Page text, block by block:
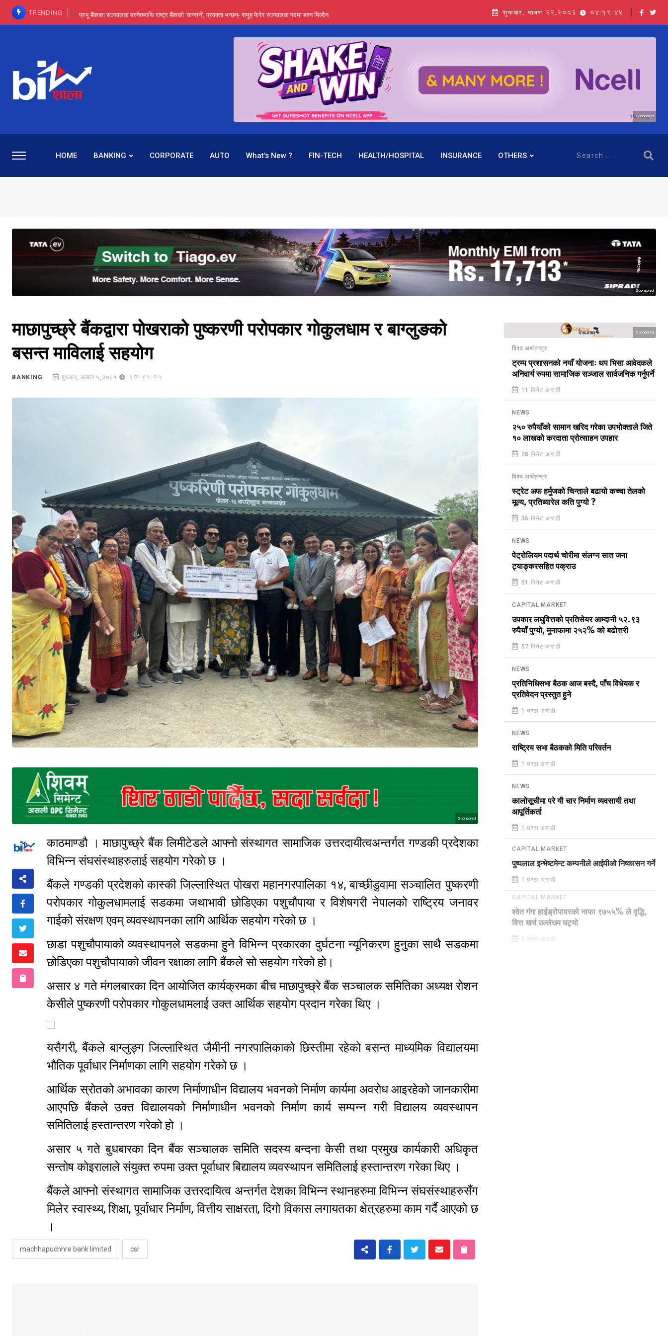
TRENDING प्रभू बैंकका सञ्चालक बस्नेतमाथि राष्ट्र बैंकको ‘कन्सर्न’, प्रवक्ता भन्छन्- समूह फेरेर सञ्चालक पदमा बस्न मिल्दैन
प्रभू बैंकमा सेञ्चुरीबाट आएका कर्मचारीमाथि हदैसम्मको विभेदः एउटै पदमा दुई थरि तलब, वर्षमै ९२ हजार घाटा !
कमाइमा गरिमाको दमदार छलाङ, सेयरधनीलाई २० प्रतिशत लाभांश दिने क्षमता
प्रभु बैंकमा रमिता : सर्वसाधारणबाट छिरेका बस्नेत संस्थापक बनेर निरन्तर, राष्ट्र बैंक किन मौन ?
शुक्रबार, श्रावण २२,२०८३ 04:19:47
Sponsored
HOME BANKING CORPORATE AUTO What's New ? FIN-TECH HEALTH/HOSPITAL INSURANCE OTHERS
Sponsored
माछापुच्छ्रे बैंकद्वारा पोखराको पुष्करणी परोपकार गोकुलधाम र बाग्लुङको
बसन्त माविलाई सहयोग
BANKING बुधबार, असार ५,२०८१ 20:42:02
Sponsored
काठमाण्डौ । माछापुच्छ्रे बैंक लिमीटेडले आफ्नो संस्थागत सामाजिक उत्तरदायीत्वअन्तर्गत गण्डकी प्रदेशका
विभिन्न संघसंस्थाहरुलाई सहयोग गरेको छ ।
बैंकले गण्डकी प्रदेशको कास्की जिल्लास्थित पोखरा महानगरपालिका १४, बाच्छीडुवामा सञ्चालित पुष्करणी
परोपकार गोकुलधामलाई सडकमा जथाभावी छोडिएका पशुचौपाया र विशेषगरी नेपालको राष्ट्रिय जनावर
गाईको संरक्षण एवम् व्यवस्थापनका लागि आर्थिक सहयोग गरेको छ ।
छाडा पशुचौपायाको व्यवस्थापनले सडकमा हुने विभिन्न प्रकारका दुर्घटना न्यूनिकरण हुनुका साथै सडकमा
छोडिएका पशुचौपायाको जीवन रक्षाका लागि बैंकले सो सहयोग गरेको हो।
असार ४ गते मंगलबारका दिन आयोजित कार्यक्रमका बीच माछापुच्छ्रे बैंक सञ्चालक समितिका अध्यक्ष रोशन
केसीले पुष्करणी परोपकार गोकुलधामलाई उक्त आर्थिक सहयोग प्रदान गरेका थिए ।
यसैगरी, बैंकले बाग्लुङ्ग जिल्लास्थित जैमीनी नगरपालिकाको छिस्तीमा रहेको बसन्त माध्यमिक विद्यालयमा
भौतिक पूर्वाधार निर्माणका लागि सहयोग गरेको छ ।
आर्थिक स्रोतको अभावका कारण निर्माणाधीन विद्यालय भवनको निर्माण कार्यमा अवरोध आइरहेको जानकारीमा
आएपछि बैंकले उक्त विद्यालयको निर्माणाधीन भवनको निर्माण कार्य सम्पन्न गरी विद्यालय व्यवस्थापन
समितिलाई हस्तान्तरण गरेको हो ।
असार ५ गते बुधबारका दिन बैंक सञ्चालक समिति सदस्य बन्दना केसी तथा प्रमुख कार्यकारी अधिकृत
सन्तोष कोइरालाले संयुक्त रुपमा उक्त पूर्वाधार बिद्यालय व्यवस्थापन समितिलाई हस्तान्तरण गरेका थिए ।
बैंकले आफ्नो संस्थागत सामाजिक उत्तरदायित्व अन्तर्गत देशका विभिन्न स्थानहरुमा विभिन्न संघसंस्थाहरुसँग
मिलेर स्वास्थ्य, शिक्षा, पूर्वाधार निर्माण, वित्तीय साक्षरता, दिगो विकास लगायतका क्षेत्रहरुमा काम गर्दै आएको छ
।
machhapuchhre bank limited csr
Sponsored
विश्व अर्थतन्त्र
ट्रम्प प्रशासनको नयाँ योजनाः थप भिसा आवेदकले
अनिवार्य रुपमा सामाजिक सञ्जाल सार्वजनिक गर्नुपर्ने
11 मिनेट अगाडी
NEWS
२५० रुपैयाँको सामान खरिद गरेका उपभोक्ताले जिते
१० लाखको करदाता प्रोत्साहन उपहार
28 मिनेट अगाडी
विश्व अर्थतन्त्र
स्ट्रेट अफ हर्मुजको चिन्ताले बढायो कच्चा तेलको
मूल्य, प्रतिब्यारेल कति पुग्यो ?
36 मिनेट अगाडी
NEWS
पेट्रोलियम पदार्थ चोरीमा संलग्न सात जना
ट्याङ्करसहित पक्राउ
51 मिनेट अगाडी
CAPITAL MARKET
उपकार लघुवित्तको प्रतिसेयर आम्दानी ५२.९३
रुपैयाँ पुग्यो, मुनाफामा २५२% को बढोत्तरी
57 मिनेट अगाडी
NEWS
प्रतिनिधिसभा बैठक आज बस्दै, पाँच विधेयक र
प्रतिवेदन प्रस्तुत हुने
1 घण्टा अगाडी
NEWS
राष्ट्रिय सभा बैठकको मिति परिवर्तन
1 घण्टा अगाडी
NEWS
कालोसूचीमा परे यी चार निर्माण व्यवसायी तथा
आपूर्तिकर्ता
1 घण्टा अगाडी
CAPITAL MARKET
पुष्पलाल इन्भेष्टमेन्ट कम्पनीले आईपीओ निष्कासन गर्ने
1 घण्टा अगाडी
श्वेत गंगा हाईड्रोपावरको नाफा ९७५५% ले वृद्धि,
वित्त खर्च उल्लेख्य घट्यो